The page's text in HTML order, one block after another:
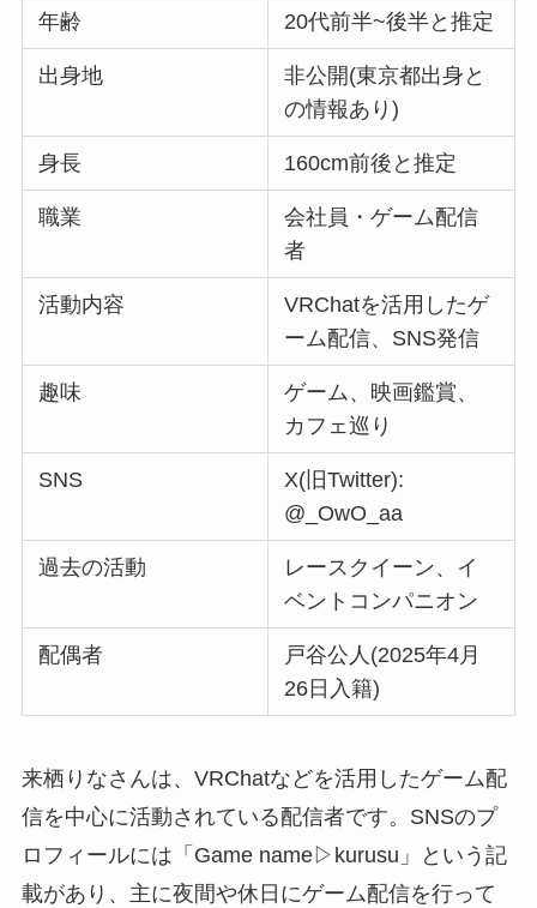
年齢 20代前半~後半と推定
出身地
非公開(東京都出身と
の情報あり)
身長 160cm前後と推定
職業
会社員・ゲーム配信
者
活動内容
VRChatを活用したゲ
ーム配信、SNS発信
趣味
ゲーム、映画鑑賞、
カフェ巡り
SNS
X(旧Twitter):
@_OwO_aa
過去の活動
レースクイーン、イ
ベントコンパニオン
配偶者
戸谷公人(2025年4月
26日入籍)
来栖りなさんは、VRChatなどを活用したゲーム配
信を中心に活動されている配信者です。SNSのプ
ロフィールには「Game name▷kurusu」という記
載があり、主に夜間や休日にゲーム配信を行って